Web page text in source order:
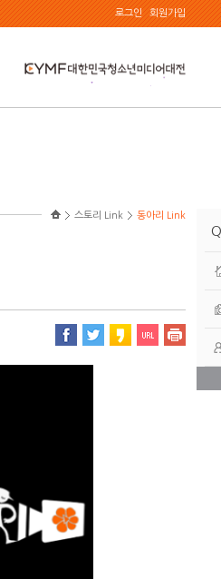
로그인 회원가입
스토리 Link 동아리 Link